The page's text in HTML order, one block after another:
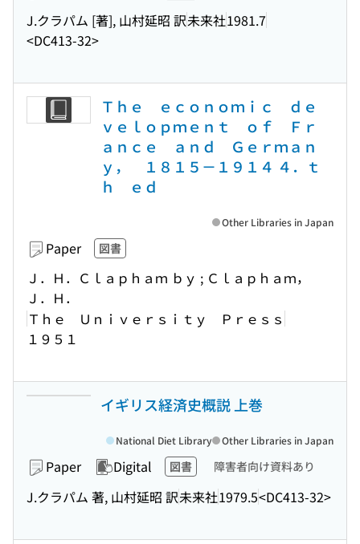
J.クラパム [著], 山村延昭 訳未来社1981.7
<DC413-32>
Ｔｈｅ ｅｃｏｎｏｍｉｃ ｄｅ
ｖｅｌｏｐｍｅｎｔ ｏｆ Ｆｒ
ａｎｃｅ ａｎｄ Ｇｅｒｍａｎ
ｙ， １８１５－１９１４ ４．ｔ
ｈ ｅｄ
Paper 図書
Ｊ．Ｈ．Ｃｌａｐｈａｍ ｂｙ ; Ｃｌａｐｈａｍ，
Ｊ．Ｈ．
Ｔｈｅ Ｕｎｉｖｅｒｓｉｔｙ Ｐｒｅｓｓ
１９５１
Other Libraries in Japan
イギリス経済史概説 上巻
Paper Digital 図書 障害者向け資料あり
J.クラパム 著, 山村延昭 訳未来社1979.5<DC413-32>
National Diet Library Other Libraries in Japan